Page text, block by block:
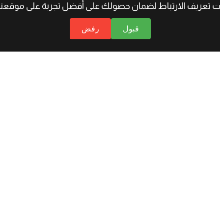
تعريف الارتباط لضمان حصولك على أفضل تجربة على
قبول رفض